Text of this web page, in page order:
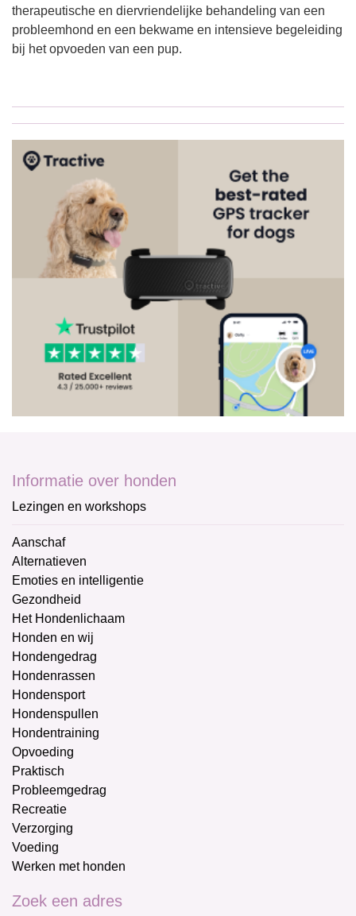
therapeutische en diervriendelijke behandeling van een
probleemhond en een bekwame en intensieve begeleiding
bij het opvoeden van een pup.
Informatie over honden
Lezingen en workshops
Aanschaf
Alternatieven
Emoties en intelligentie
Gezondheid
Het Hondenlichaam
Honden en wij
Hondengedrag
Hondenrassen
Hondensport
Hondenspullen
Hondentraining
Opvoeding
Praktisch
Probleemgedrag
Recreatie
Verzorging
Voeding
Werken met honden
Zoek een adres